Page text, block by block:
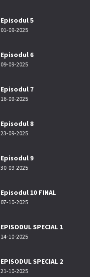
Episodul 5
01-09-2025
Episodul 6
09-09-2025
Episodul 7
16-09-2025
Episodul 8
23-09-2025
Episodul 9
30-09-2025
Episodul 10 FINAL
07-10-2025
EPISODUL SPECIAL 1
14-10-2025
EPISODUL SPECIAL 2
21-10-2025